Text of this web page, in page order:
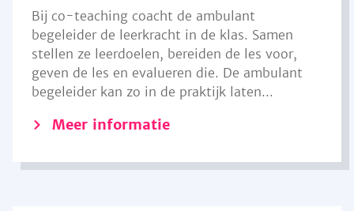
Bij co-teaching coacht de ambulant
begeleider de leerkracht in de klas. Samen
stellen ze leerdoelen, bereiden de les voor,
geven de les en evalueren die. De ambulant
begeleider kan zo in de praktijk laten...
Meer informatie